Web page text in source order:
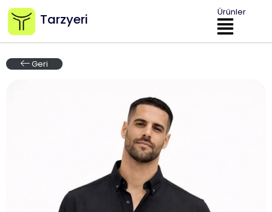
Tarzyeri Ürünler
Geri